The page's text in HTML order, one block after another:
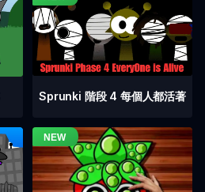
Sprunki 階段 4 每個人都活著